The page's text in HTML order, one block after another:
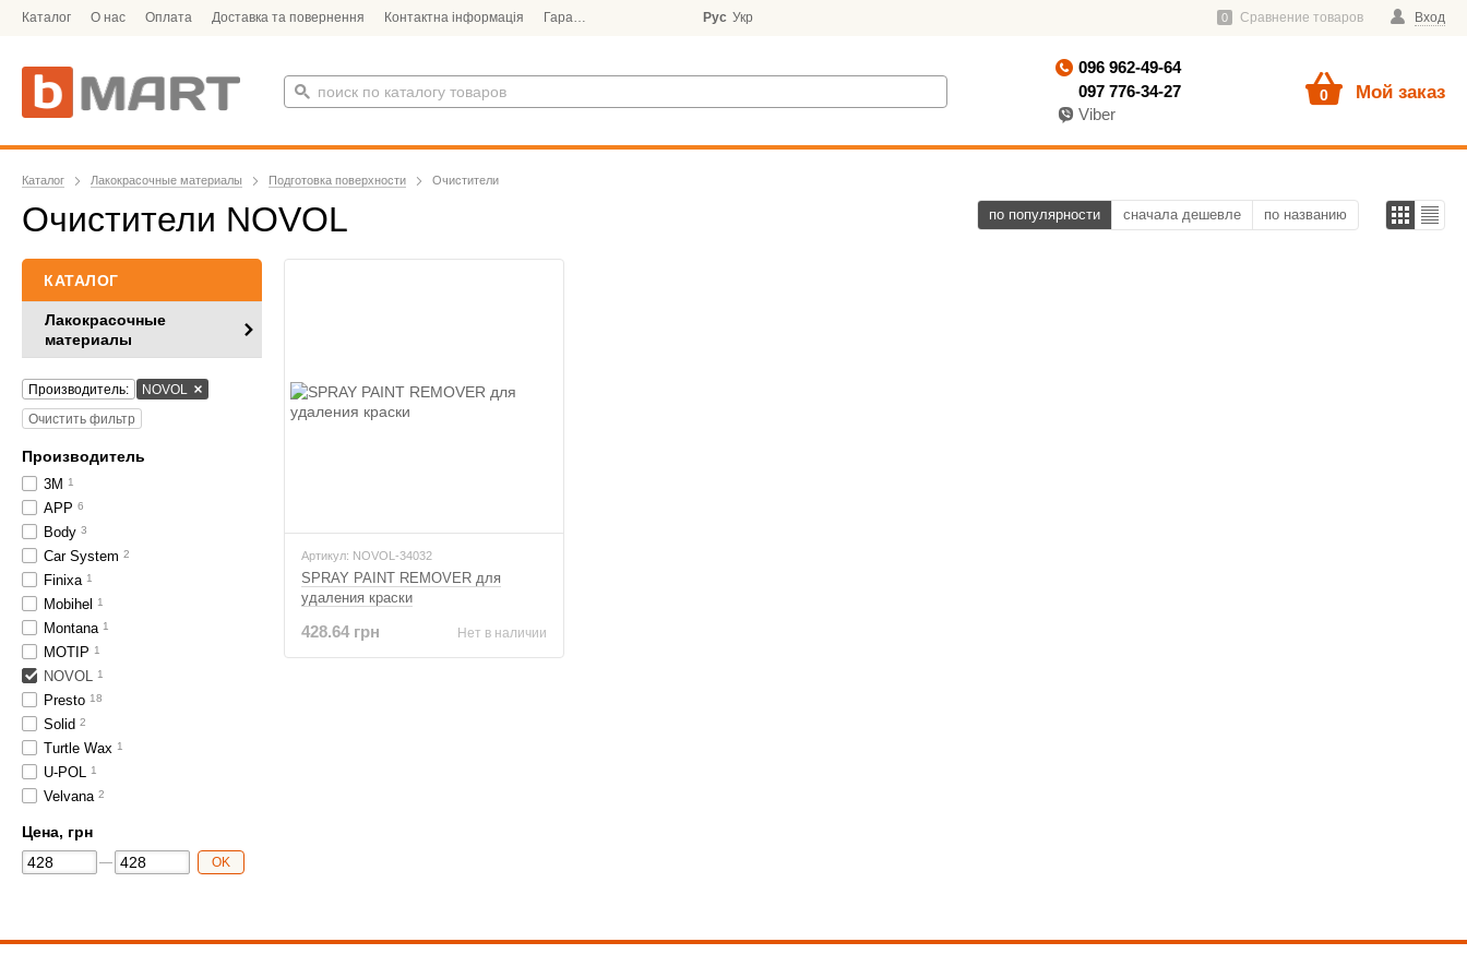
Каталог О нас Оплата Доставка та повернення Контактна інформація Гарантія Вход
0 Сравнение товаров
Рус Укр
096 962-49-64
097 776-34-27
Viber
0 Мой заказ
Каталог Лакокрасочные материалы Подготовка поверхности Очистители
Очистители NOVOL по популярности сначала дешевле по названию
Артикул: NOVOL-34032
SPRAY PAINT REMOVER для
удаления краски
428.64 грн Нет в наличии
КАТАЛОГ
Лакокрасочные
материалы
Производитель:
NOVOL
Очистить фильтр
Производитель
3M 1
APP 6
Body 3
Car System 2
Finixa 1
Mobihel 1
Montana 1
MOTIP 1
NOVOL 1
Presto 18
Solid 2
Turtle Wax 1
U-POL 1
Velvana 2
Цена, грн
OK